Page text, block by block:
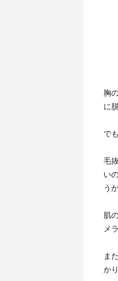
胸
に
で
毛
い
う
肌
メ
ま
か